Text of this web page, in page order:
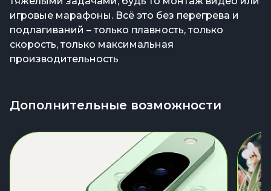
игровые марафоны. Всё это без перегрева и
подлагиваний – только плавность, только
скорость, только максимальная
производительность
Дополнительные возможности